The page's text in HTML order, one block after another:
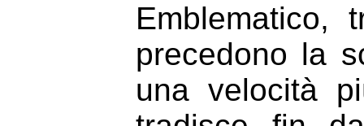
precedono la
una velocità